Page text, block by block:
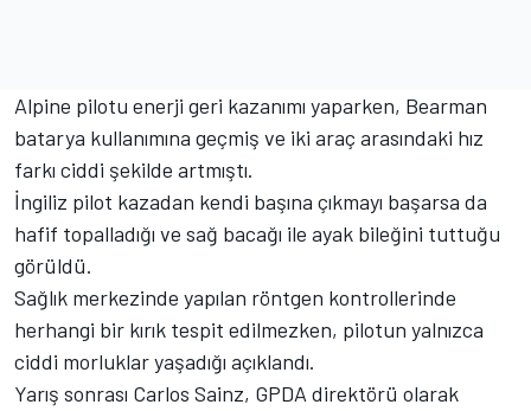
Alpine pilotu enerji geri kazanımı yaparken, Bearman
batarya kullanımına geçmiş ve iki araç arasındaki hız
farkı ciddi şekilde artmıştı.
İngiliz pilot kazadan kendi başına çıkmayı başarsa da
hafif topalladığı ve sağ bacağı ile ayak bileğini tuttuğu
görüldü.
Sağlık merkezinde yapılan röntgen kontrollerinde
herhangi bir kırık tespit edilmezken, pilotun yalnızca
ciddi morluklar yaşadığı açıklandı.
Yarış sonrası Carlos Sainz, GPDA direktörü olarak